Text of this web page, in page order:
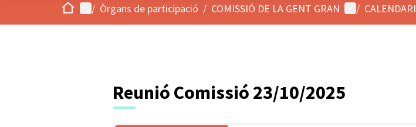
Inici Menú principal
/ Òrgans de participació / COMISSIÓ DE LA GENT GRAN Menú d'usuari
/
Reunió Comissió 23/10/2025